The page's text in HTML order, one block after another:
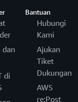
dan
di
Bantuan
Hubungi
Kami
Ajukan
Tiket
Dukungan
AWS
re:Post